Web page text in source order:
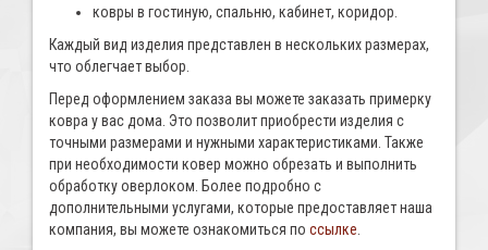
ковры в гостиную, спальню, кабинет, коридор.
Каждый вид изделия представлен в нескольких размерах,
что облегчает выбор.
Перед оформлением заказа вы можете заказать примерку
ковра у вас дома. Это позволит приобрести изделия с
точными размерами и нужными характеристиками. Также
при необходимости ковер можно обрезать и выполнить
обработку оверлоком. Более подробно с
дополнительными услугами, которые предоставляет наша
компания, вы можете ознакомиться по ссылке